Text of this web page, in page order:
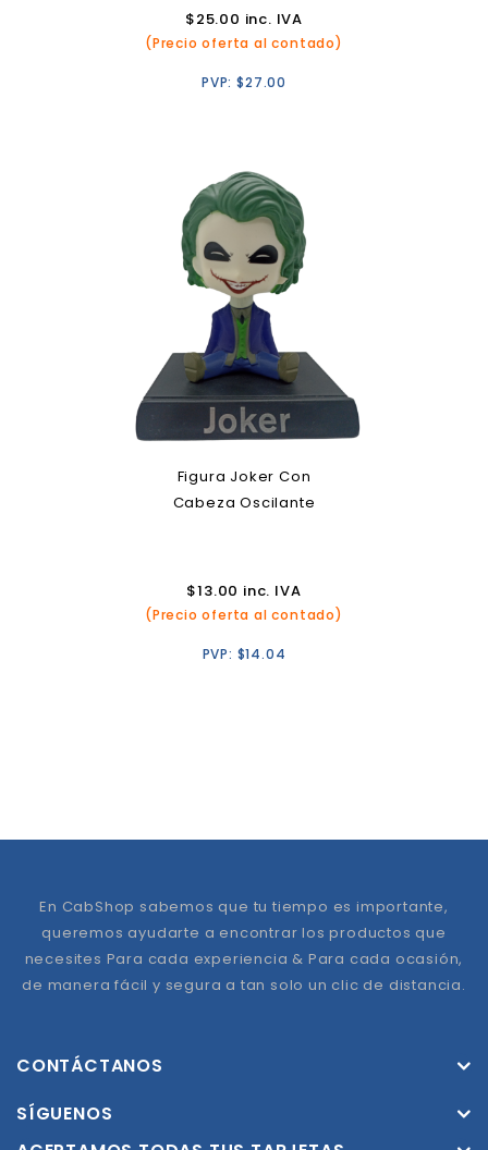
$25.00 inc. IVA
(Precio oferta al contado)
PVP:$27.00
Figura Joker Con
Cabeza Oscilante
$13.00 inc. IVA
(Precio oferta al contado)
PVP: $14.04
En CabShop sabemos que tu tiempo es importante,
queremos ayudarte a encontrar los productos que
necesites Para cada experiencia & Para cada ocasión,
de manera fácil y segura a tan solo un clic de distancia.
CONTÁCTANOS
SÍGUENOS